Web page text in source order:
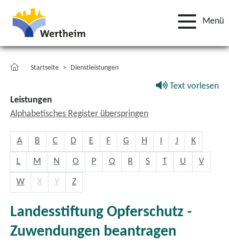
Menü
Startseite Dienstleistungen
Text vorlesen
Leistungen
Alphabetisches Register überspringen
A B C D E F G H I J K
L M N O P Q R S T U V
W X Y Z
Landesstiftung Opferschutz -
Zuwendungen beantragen